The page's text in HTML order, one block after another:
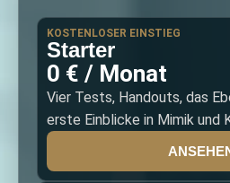
KOSTENLOSER EINSTIEG
Starter
0 € / Monat
Vier Tests, Handouts, das
erste Einblicke in Mimik und